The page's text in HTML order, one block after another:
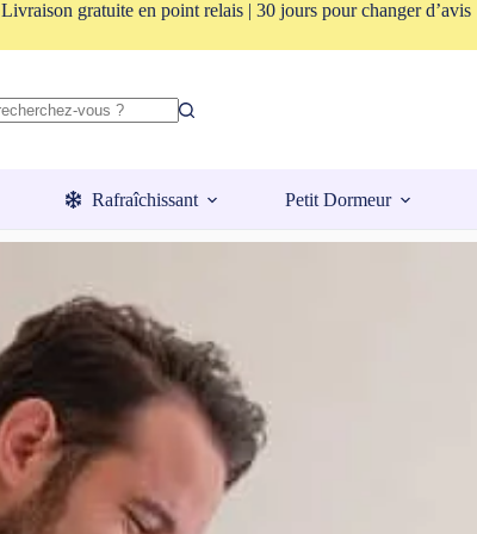
Livraison gratuite en point relais | 30 jours pour changer d’avis
Rafraîchissant Petit Dormeur